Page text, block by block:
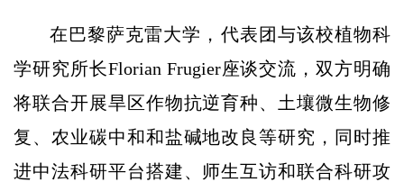
在巴黎萨克雷大学，代表团与该校植物科
学研究所长Florian Frugier座谈交流，双方明确
将联合开展旱区作物抗逆育种、土壤微生物修
复、农业碳中和和盐碱地改良等研究，同时推
进中法科研平台搭建、师生互访和联合科研攻